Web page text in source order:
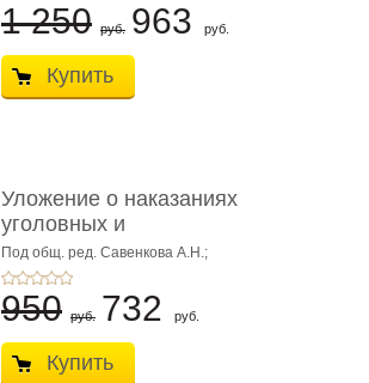
1 250 руб. 963 руб.
Купить
Уложение о наказаниях
уголовных и
исправитель ...
Под общ. ред. Савенкова А.Н.;
науч. ред. и рук. авт. кол. Чучаев
А.И.
950 руб. 732 руб.
Купить